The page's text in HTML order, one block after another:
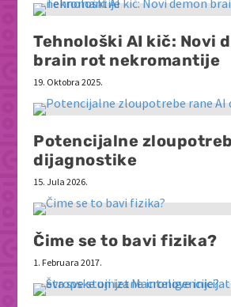
Tehnološki AI kič: Novi
brain rot nekromantije
19. Oktobra 2025.
Potencijalne
dijagnostike
15. Jula 2026.
Čime se to bavi fizika?
1. Februara 2017.